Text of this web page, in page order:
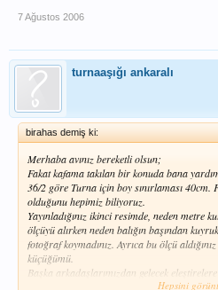
7 Ağustos 2006
turnaaşığı ankaralı
birahas demiş ki:
Merhaba avınız bereketli olsun;
Fakat kafama takılan bir konuda bana
36/2 göre Turna için boy sınırlaması
olduğunu hepimiz biliyoruz.
Yayınladığınız ikinci resimde, neden metre
ölçüyü alırken neden balığın başından
fotoğraf koymadınız. Ayrıca bu ölçü
küçüğümü.
Başka arkadaşlarımızdan gelecek
Hepsini